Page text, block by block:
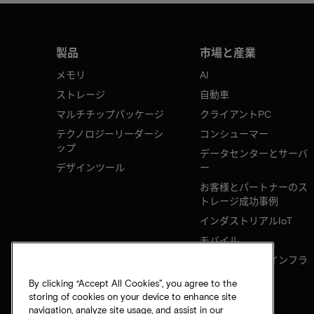
製品
メモリ
ストレージ
マルチチップパッケージ
テクノロジーリーダーシ
ップ
デザインツール
市場と産業
AI
自動車
クライアントPC
コンシューマー
データセンターとサーバ
ー
お客様とパートナーのス
トレージ成功事例
インダストリアルIoT
モバイル
ネットワークのインフラ
By clicking “Accept All Cookies”, you agree to the
storing of cookies on your device to enhance site
navigation, analyze site usage, and assist in our